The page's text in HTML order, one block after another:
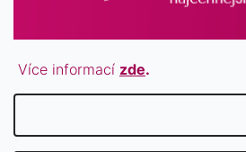
Více informací zde.